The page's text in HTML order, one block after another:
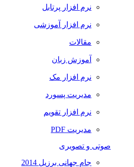
نرم افزار پرتابل
نرم افزار آموزشی
مقالات
آموزش زبان
نرم افزار مک
مدیریت پسورد
نرم افزار تقویم
مدیریت PDF
صوتی و تصویری
جام جهانی برزیل 2014